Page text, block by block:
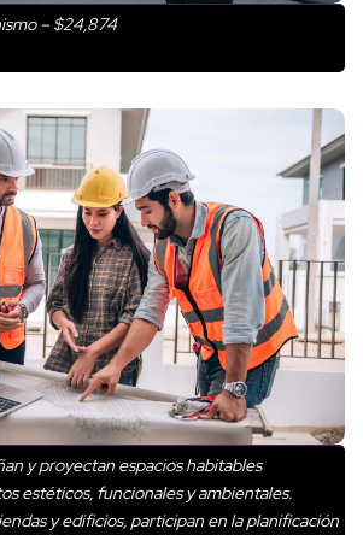
– $24,874
y proyectan espacios habitables
estéticos, funcionales y ambientales.
y edificios, participan en la planificación